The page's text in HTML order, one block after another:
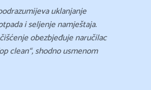
uklanjanje
i seljenje namještaja.
obezbjeđuje naručilac
clean“, shodno usmenom